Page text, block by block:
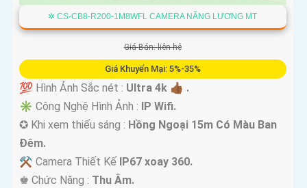
✲ CS-CB8-R200-1M8WFL CAMERA NĂNG LƯƠNG MT
Giá Bán: liên hệ
Giá Khuyến Mại: 5%-35%
💯 Hình Ảnh Sắc nét : Ultra 4k 👍🏾 .
✳️ Công Nghệ Hình Ảnh :
IP Wifi.
✪ Khi xem thiếu sáng : Hồng Ngoại 15m Có Màu Ban
Ðêm.
⚒ Camera Thiết Kế
IP67 xoay 360.
️♚ Chức Năng : Thu Âm.